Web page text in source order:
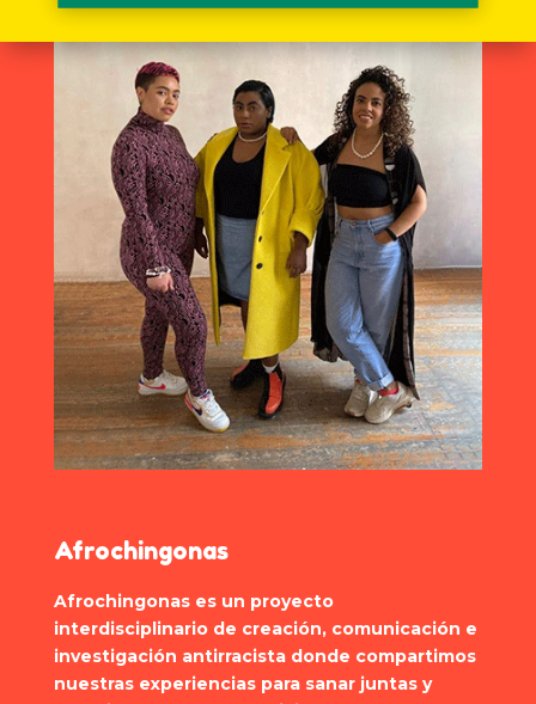
Afrochingonas
Afrochingonas es un proyecto
interdisciplinario de creación, comunicación e
investigación antirracista donde compartimos
nuestras experiencias para sanar juntas y